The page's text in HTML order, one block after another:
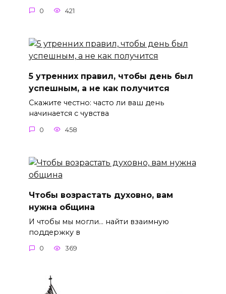
0 421
5 утренних правил, чтобы день был
успешным, а не как получится
Скажите честно: часто ли ваш день
начинается с чувства
0 458
Чтобы возрастать духовно, вам
нужна община
И чтобы мы могли… найти взаимную
поддержку в
0 369